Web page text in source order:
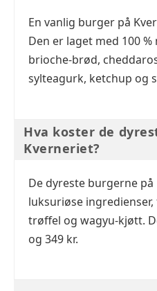
En vanlig burger på
Den er laget med 100
brioche-brød,
sylteagurk, ketchup og
Hva koster de
Kverneriet?
De dyreste burgerne
luksuriøse
trøffel og wagyu-kjøtt.
og 349 kr.